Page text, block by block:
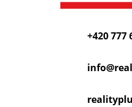
+420 777
info@